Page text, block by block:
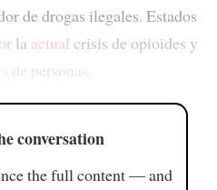
de drogas ilegales. Estados
la actual crisis de opioides y
de personas.
conversation
the full content — and